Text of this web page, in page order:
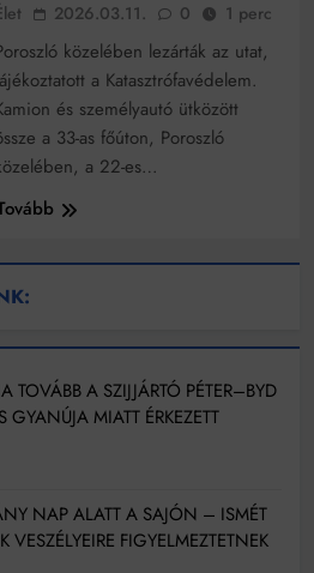
2026.03.11. 0 1 perc
közelében lezárták az utat,
a Katasztrófavédelem.
és személyautó ütközött
a 33-as főúton, Poroszló
a 22-es…
TOVÁBB A SZIJJÁRTÓ PÉTER–BYD
GYANÚJA MIATT ÉRKEZETT
NAP ALATT A SAJÓN – ISMÉT
VESZÉLYEIRE FIGYELMEZTETNEK